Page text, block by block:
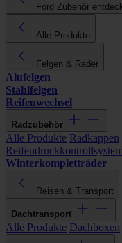
Ford Zubehör
Alle Produkte
Felgen & Räder
Alufelgen
Stahlfelgen
Reifenwechsel
Radzubehör
Alle Produkte Radkappen
Winterkompletträder
Reisen & Transport
Dachtransport
Alle Produkte Dachboxen